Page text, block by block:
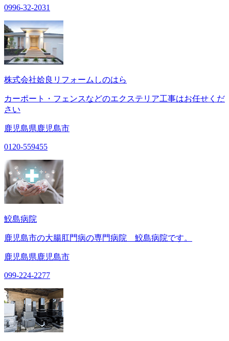
0996-32-2031
株式会社姶良リフォームしのはら
カーポート・フェンスなどのエクステリア工事はお任せくだ
さい
鹿児島県鹿児島市
0120-559455
鮫島病院
鹿児島市の大腸肛門病の専門病院 鮫島病院です。
鹿児島県鹿児島市
099-224-2277